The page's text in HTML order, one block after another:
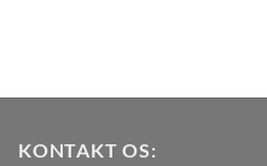
KONTAKT OS: